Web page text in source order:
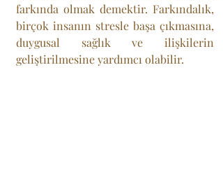
farkında olmak demektir. Farkındalık,
birçok insanın stresle başa çıkmasına,
duygusal sağlık ve ilişkilerin
geliştirilmesine yardımcı olabilir.